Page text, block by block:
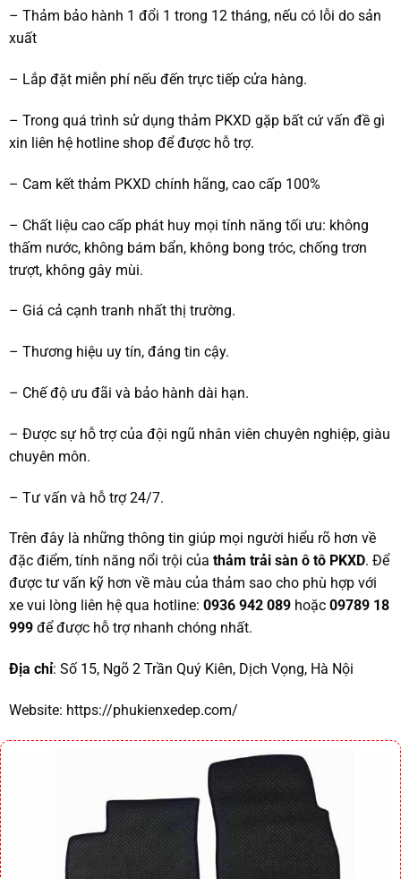
– Thảm bảo hành 1 đổi 1 trong 12 tháng, nếu có lỗi do sản
xuất
– Lắp đặt miễn phí nếu đến trực tiếp cửa hàng.
– Trong quá trình sử dụng thảm PKXD gặp bất cứ vấn đề gì
xin liên hệ hotline shop để được hỗ trợ.
– Cam kết thảm PKXD chính hãng, cao cấp 100%
– Chất liệu cao cấp phát huy mọi tính năng tối ưu: không
thấm nước, không bám bẩn, không bong tróc, chống trơn
trượt, không gây mùi.
– Giá cả cạnh tranh nhất thị trường.
– Thương hiệu uy tín, đáng tin cậy.
– Chế độ ưu đãi và bảo hành dài hạn.
– Được sự hỗ trợ của đội ngũ nhân viên chuyên nghiệp, giàu
chuyên môn.
– Tư vấn và hỗ trợ 24/7.
Trên đây là những thông tin giúp mọi người hiểu rõ hơn về
đặc điểm, tính năng nổi trội của thảm trải sàn ô tô PKXD. Để
được tư vấn kỹ hơn về màu của thảm sao cho phù hợp với
xe vui lòng liên hệ qua hotline: 0936 942 089hoặc 09789 18
999để được hỗ trợ nhanh chóng nhất.
Địa chỉ: Số 15, Ngõ 2 Trần Quý Kiên, Dịch Vọng, Hà Nội
Website: https://phukienxedep.com/